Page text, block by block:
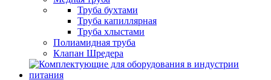
Труба бухтами
Труба капиллярная
Труба хлыстами
Полиамидная труба
Клапан Шредера